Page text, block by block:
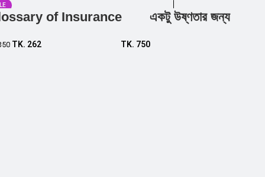
of Insurance
TK. 262
Add to cart
একটু উষ্ণতার জন্য
TK. 750